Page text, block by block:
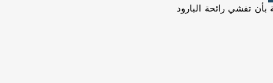
بأن تفشي رائحة البارود